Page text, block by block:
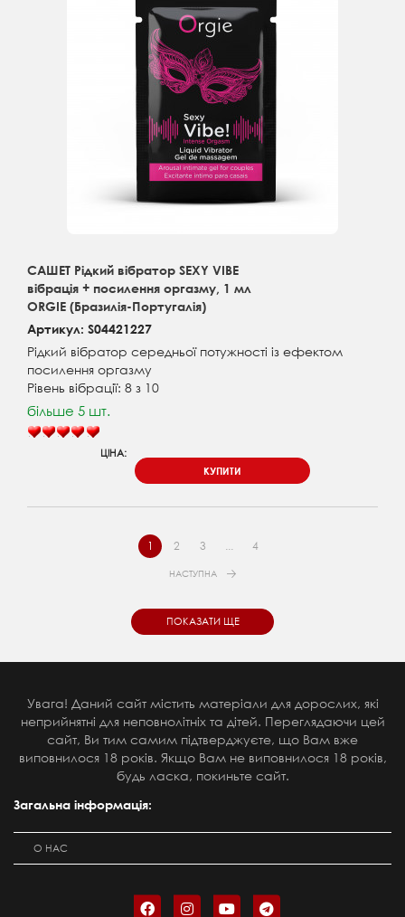
САШЕТ Рідкий вібратор SEXY VIBE
вібрація + посилення оргазму, 1 мл
ORGIE (Бразилія-Португалія)
Артикул: S04421227
Рідкий вібратор середньої потужності із ефектом
посилення оргазму
Рівень вібрації: 8 з 10
більше 5 шт.
ЦІНА:
КУПИТИ
1 2 3 ... 4
НАСТУПНА
ПОКАЗАТИ ЩЕ
Увага! Даний сайт містить матеріали для дорослих, які
неприйнятні для неповнолітніх та дітей. Переглядаючи цей
сайт, Ви тим самим підтверджуєте, що Вам вже
виповнилося 18 років. Якщо Вам не виповнилося 18 років,
будь ласка, покиньте сайт.
Загальна інформація:
О НАС